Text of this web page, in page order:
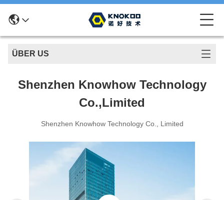
ÜBER US
Shenzhen Knowhow Technology
Co.,limited
Shenzhen Knowhow Technology Co., Limited